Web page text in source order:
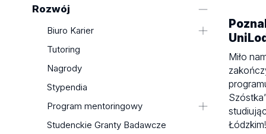
Rozwój
Biuro Karier
Wyniki wyszukiwania
Praktyki Nieobligatoryjne
Koła Naukowe na UŁ
Konsultacje Kariery
Tutoring
Nagrody
Stypendia
Program mentoringowy
Program Absolwent VIP
Studenckie Granty Badawcze
Miło
Łódzkim!